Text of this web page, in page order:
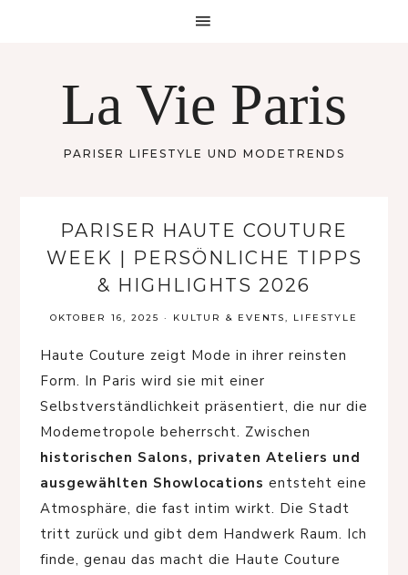
La Vie Paris
PARISER LIFESTYLE UND MODETRENDS
PARISER HAUTE COUTURE
WEEK | PERSÖNLICHE TIPPS
& HIGHLIGHTS 2026
OKTOBER 16, 2025 · KULTUR & EVENTS, LIFESTYLE
Haute Couture zeigt Mode in ihrer reinsten
Form. In Paris wird sie mit einer
Selbstverständlichkeit präsentiert, die nur die
Modemetropole beherrscht. Zwischen
historischen Salons, privaten Ateliers und
ausgewählten Showlocations entsteht eine
Atmosphäre, die fast intim wirkt. Die Stadt
tritt zurück und gibt dem Handwerk Raum. Ich
finde, genau das macht die Haute Couture